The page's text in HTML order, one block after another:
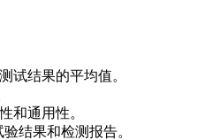
试结果的平均值。
和通用性。
结果和检测报告。